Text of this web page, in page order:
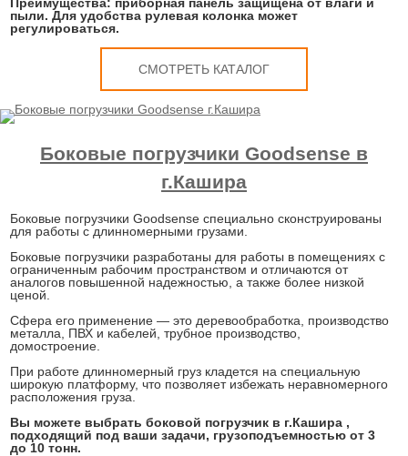
пыли. Для удобства рулевая колонка может
регулироваться.
СМОТРЕТЬ КАТАЛОГ
Боковые погрузчики Goodsense в
г.Кашира
Боковые погрузчики Goodsense специально сконструированы
для работы с длинномерными грузами.
Боковые погрузчики разработаны для работы в помещениях с
ограниченным рабочим пространством и отличаются от
аналогов повышенной надежностью, а также более низкой
ценой.
Сфера его применение — это деревообработка, производство
металла, ПВХ и кабелей, трубное производство,
домостроение.
При работе длинномерный груз кладется на специальную
широкую платформу, что позволяет избежать неравномерного
расположения груза.
Вы можете выбрать боковой погрузчик в г.Кашира ,
подходящий под ваши задачи, грузоподъемностью от 3
до 10 тонн.